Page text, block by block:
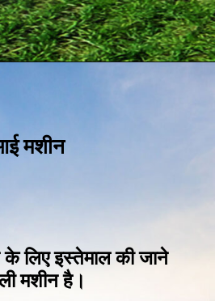
लिए इस्तेमाल की जाने
मशीन है।
मशीन